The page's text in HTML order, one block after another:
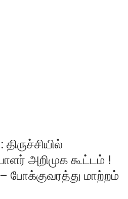
அறிமுக கூட்டம் !
போக்குவரத்து மாற்றம்